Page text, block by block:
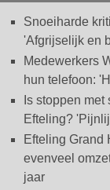
Snoeiharde
'Afgrijselijk en
Medewerkers
hun telefoon:
Is stoppen
Efteling?
Efteling Grand
evenveel
jaar